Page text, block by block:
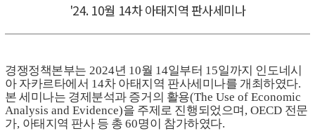
'24. 10월 14차 아태지역 판사세미나
경쟁정책본부는 2024년 10월 14일부터 15일까지 인도네시
아 자카르타에서 14차 아태지역 판사세미나를 개최하였다.
본 세미나는 경제분석과 증거의 활용(The Use of Economic
Analysis and Evidence)을 주제로 진행되었으며 , OECD 전문
가, 아태지역 판사 등 총60명이 참가하였다.